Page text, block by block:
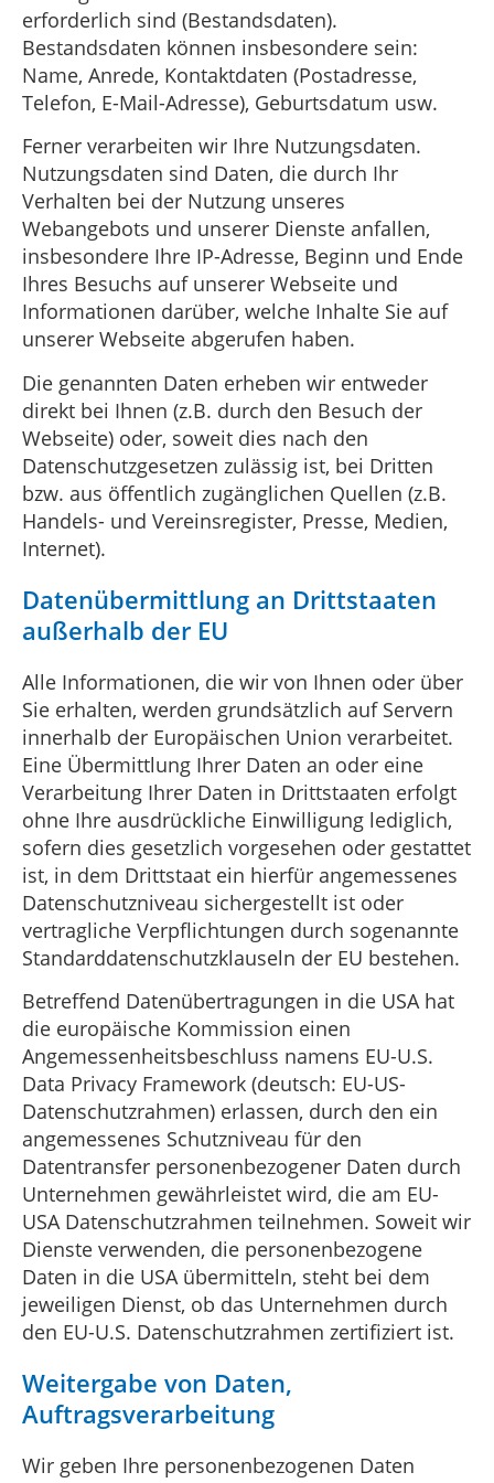
erforderlich sind (Bestandsdaten).
Bestandsdaten können insbesondere sein:
Name, Anrede, Kontaktdaten (Postadresse,
Telefon, E-Mail-Adresse), Geburtsdatum usw.
Ferner verarbeiten wir Ihre Nutzungsdaten.
Nutzungsdaten sind Daten, die durch Ihr
Verhalten bei der Nutzung unseres
Webangebots und unserer Dienste anfallen,
insbesondere Ihre IP-Adresse, Beginn und Ende
Ihres Besuchs auf unserer Webseite und
Informationen darüber, welche Inhalte Sie auf
unserer Webseite abgerufen haben.
Die genannten Daten erheben wir entweder
direkt bei Ihnen (z.B. durch den Besuch der
Webseite) oder, soweit dies nach den
Datenschutzgesetzen zulässig ist, bei Dritten
bzw. aus öffentlich zugänglichen Quellen (z.B.
Handels- und Vereinsregister, Presse, Medien,
Internet).
Datenübermittlung an Drittstaaten
außerhalb der EU
Alle Informationen, die wir von Ihnen oder über
Sie erhalten, werden grundsätzlich auf Servern
innerhalb der Europäischen Union verarbeitet.
Eine Übermittlung Ihrer Daten an oder eine
Verarbeitung Ihrer Daten in Drittstaaten erfolgt
ohne Ihre ausdrückliche Einwilligung lediglich,
sofern dies gesetzlich vorgesehen oder gestattet
ist, in dem Drittstaat ein hierfür angemessenes
Datenschutzniveau sichergestellt ist oder
vertragliche Verpflichtungen durch sogenannte
Standarddatenschutzklauseln der EU bestehen.
Betreffend Datenübertragungen in die USA hat
die europäische Kommission einen
Angemessenheitsbeschluss namens EU-U.S.
Data Privacy Framework (deutsch: EU-US-
Datenschutzrahmen) erlassen, durch den ein
angemessenes Schutzniveau für den
Datentransfer personenbezogener Daten durch
Unternehmen gewährleistet wird, die am EU-
USA Datenschutzrahmen teilnehmen. Soweit wir
Dienste verwenden, die personenbezogene
Daten in die USA übermitteln, steht bei dem
jeweiligen Dienst, ob das Unternehmen durch
den EU-U.S. Datenschutzrahmen zertifiziert ist.
Weitergabe von Daten,
Auftragsverarbeitung
Wir geben Ihre personenbezogenen Daten